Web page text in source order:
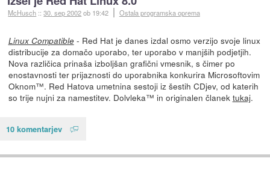
McHusch ::30. sep 2002ob 19:42 Ostala programska oprema
Linux Compatible- Red Hat je danes izdal osmo verzijo svoje linux
distribucije za domačo uporabo, ter uporabo v manjših podjetjih.
Nova različica prinaša izboljšan grafični vmesnik, s čimer po
enostavnosti ter prijaznosti do uporabnika konkurira Microsoftovim
Oknom™. Red Hatova umetnina sestoji iz šestih CDjev, od katerih
so trije nujni za namestitev. Dolvleka™ in originalen članek tukaj.
10 komentarjev